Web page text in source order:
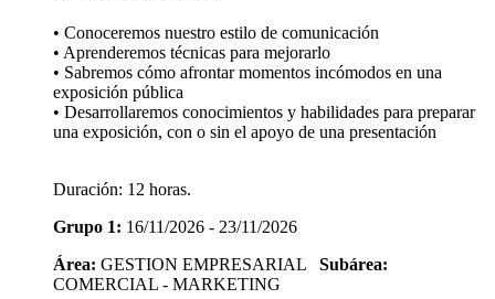
• Conoceremos nuestro estilo de comunicación
• Aprenderemos técnicas para mejorarlo
• Sabremos cómo afrontar momentos incómodos en una
exposición pública
• Desarrollaremos conocimientos y habilidades para preparar
una exposición, con o sin el apoyo de una presentación
Duración: 12 horas.
Grupo 1: 16/11/2026 - 23/11/2026
Área: GESTION EMPRESARIAL Subárea:
COMERCIAL - MARKETING